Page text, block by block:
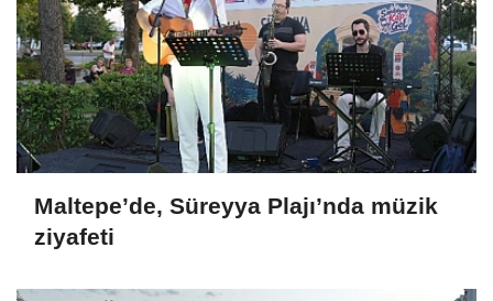
Maltepe’de, Süreyya Plajı’nda müzik
ziyafeti